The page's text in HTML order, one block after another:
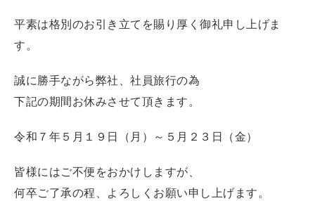
平素は格別のお引き立てを賜り厚く御礼申し上げま
す。
誠に勝手ながら弊社、社員旅行の為
下記の期間お休みさせて頂きます。
令和７年５月１９日（月）～５月２３日（金）
皆様にはご不便をおかけしますが、
何卒ご了承の程、よろしくお願い申し上げます。